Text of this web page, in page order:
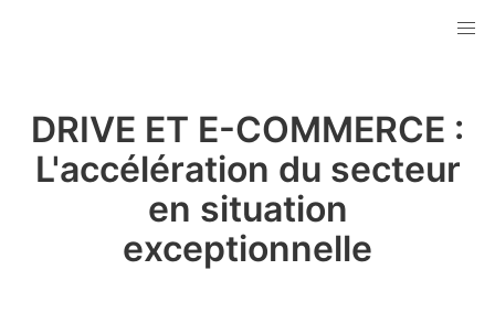
DRIVE ET E-COMMERCE :
L'accélération du secteur
en situation
exceptionnelle